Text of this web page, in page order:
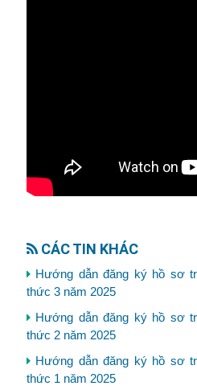
CÁC TIN KHÁC
Hướng dẫn đăng ký hồ sơ
thức 3 năm 2025
Hướng dẫn đăng ký hồ sơ
thức 2 năm 2025
Hướng dẫn đăng ký hồ sơ
thức 1 năm 2025